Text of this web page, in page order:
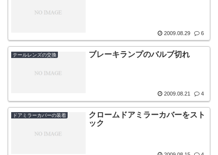
2009.08.29 6
テールレンズの交換 ブレーキランプのバルブ切れ
2009.08.21 4
ドアミラーカバーの装着
クロームドアミラーカバーをスト
ック